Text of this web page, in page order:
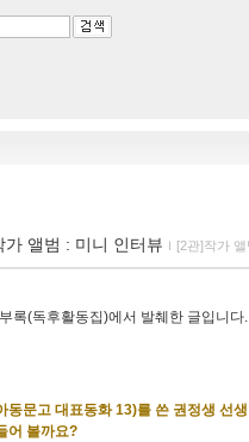
앨범 : 미니 인터뷰 ｌ [2관]작가 앨
록(독후활동집)에서 발췌한 글입니다
동문고 대표동화 13)를 쓴 권정생 선
어 볼까요?